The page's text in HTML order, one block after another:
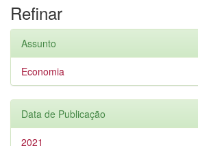
Refinar
Assunto
Economia
Data de Publicação
2021